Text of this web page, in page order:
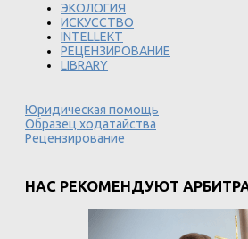
ЭКОЛОГИЯ
ИСКУССТВО
INTELLEKT
РЕЦЕНЗИРОВАНИЕ
LIBRARY
Юридическая помощь
Образец ходатайства
Рецензирование
НАС РЕКОМЕНДУЮТ